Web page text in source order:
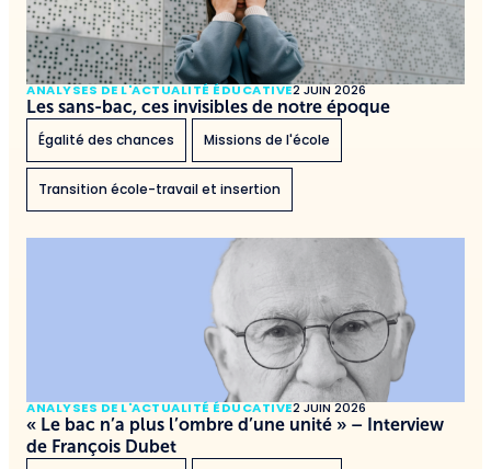
ANALYSES DE L'ACTUALITÉ ÉDUCATIVE2 JUIN 2026
Les sans-bac, ces invisibles de notre époque
Égalité des chances
Missions de l'école
Transition école-travail et insertion
ANALYSES DE L'ACTUALITÉ ÉDUCATIVE2 JUIN 2026
« Le bac n’a plus l’ombre d’une unité » – Interview
de François Dubet